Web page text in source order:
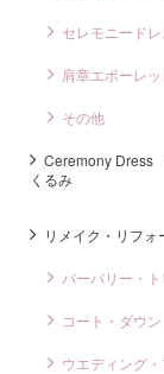
セレモニードレ
肩章エポーレ
その他
Ceremony
くるみ
リメイク・リフォ
バーバリー・
コート・ダウン
ウエディング